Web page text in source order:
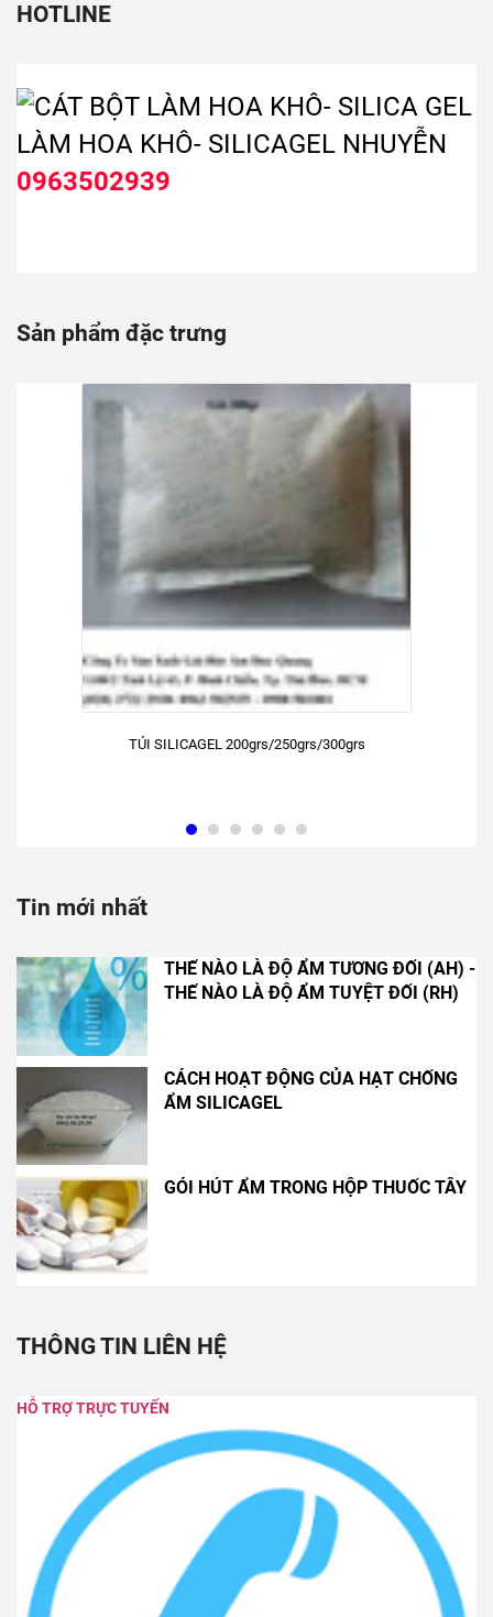
HOTLINE
0963502939
Sản phẩm đặc trưng
TÚI SILICAGEL 200grs/250grs/300grs
Tin mới nhất
THẾ NÀO LÀ ĐỘ ẨM TƯƠNG ĐỐI (AH) -
THẾ NÀO LÀ ĐỘ ẨM TUYỆT ĐỐI (RH)
CÁCH HOẠT ĐỘNG CỦA HẠT CHỐNG
ẨM SILICAGEL
GÓI HÚT ẨM TRONG HỘP THUỐC TÂY
THÔNG TIN LIÊN HỆ
HỖ TRỢ TRỰC TUYẾN